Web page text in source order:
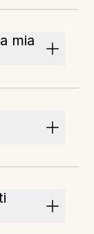
mia